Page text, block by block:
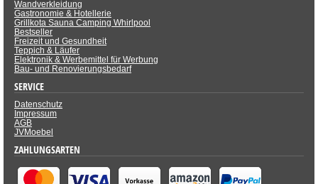
Wandverkleidung
Gastronomie & Hotellerie
Grillkota Sauna Camping Whirlpool
Bestseller
Freizeit und Gesundheit
Teppich & Läufer
Elektronik & Werbemittel für Werbung
Bau- und Renovierungsbedarf
SERVICE
Datenschutz
Impressum
AGB
JVMoebel
ZAHLUNGSARTEN